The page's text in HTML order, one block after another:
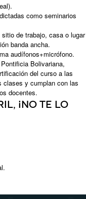
como seminarios
de trabajo, casa o lugar
banda ancha.
audífonos+micrófono.
Bolivariana,
del curso a las
clases y cumplan con las
docentes.
¡no te lo